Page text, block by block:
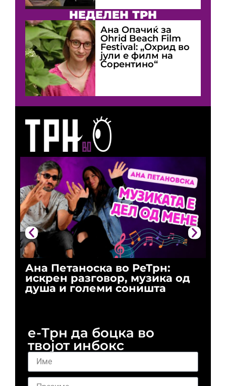
Ана Петаноска во РеТрн:
искрен разговор, музика од
душа и големи соништа
НЕДЕЛЕН ТРН
Ана Опачиќ за
Оhrid Beach Film
Festival: „Охрид во
јули е филм на
Сорентино“
е-Трн да боцка во
твојот инбокс